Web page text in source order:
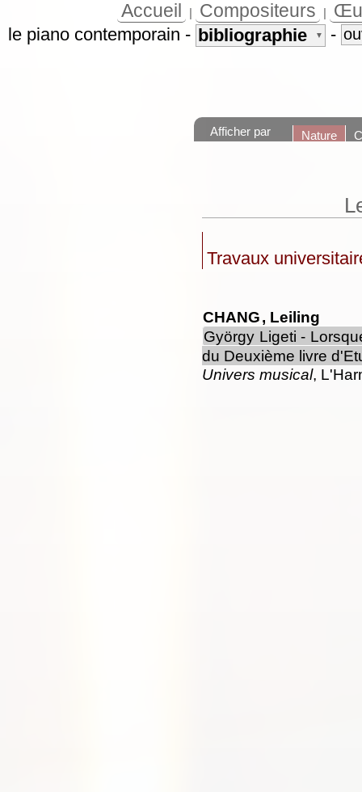
Accueil Compositeurs
Afficher par Nature
Travaux
CHANG, Leiling
György Ligeti -
du Deuxième livre
Univers musical,
le piano contemporain - bibliographie ▼ -